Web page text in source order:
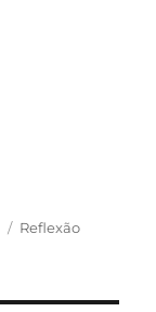
Categorias
Reflexão